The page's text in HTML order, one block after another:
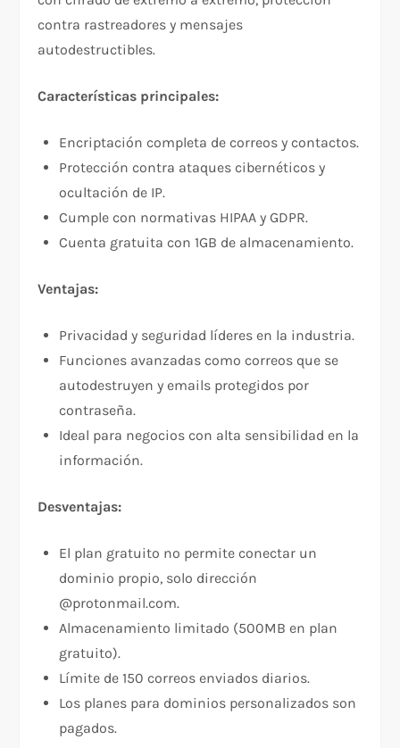
contra rastreadores y mensajes
autodestructibles.
Características principales:
Encriptación completa de correos y contactos.
Protección contra ataques cibernéticos y
ocultación de IP.
Cumple con normativas HIPAA y GDPR.
Cuenta gratuita con 1GB de almacenamiento.
Ventajas:
Privacidad y seguridad líderes en la industria.
Funciones avanzadas como correos que se
autodestruyen y emails protegidos por
contraseña.
Ideal para negocios con alta sensibilidad en la
información.
Desventajas:
El plan gratuito no permite conectar un
dominio propio, solo dirección
@protonmail.com.
Almacenamiento limitado (500MB en plan
gratuito).
Límite de 150 correos enviados diarios.
Los planes para dominios personalizados son
pagados.